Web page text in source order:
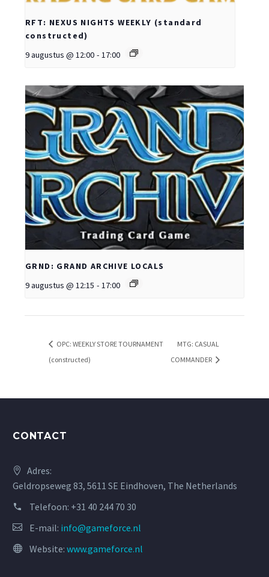
RFT: NEXUS NIGHTS WEEKLY (standard
constructed)
9 augustus @ 12:00 - 17:00
GRND: GRAND ARCHIVE LOCALS
9 augustus @ 12:15 - 17:00
OPC: WEEKLY STORE TOURNAMENT
(constructed)
MTG: CASUAL
COMMANDER
CONTACT
Adres:
Geldropseweg 83, 5611 SE Eindhoven, The Netherlands
Telefoon: +31 40 244 70 30
E-mail: info@gameforce.nl
Website: www.gameforce.nl